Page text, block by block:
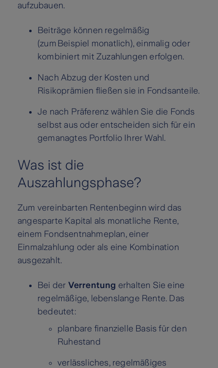
aufzubauen.
Beiträge können regelmäßig
(zum Beispiel monatlich), einmalig oder
kombiniert mit Zuzahlungen erfolgen.
Nach Abzug der Kosten und
Risikoprämien fließen sie in Fondsanteile.
Je nach Präferenz wählen Sie die Fonds
selbst aus oder entscheiden sich für ein
gemanagtes Portfolio Ihrer Wahl.
Was ist die
Auszahlungsphase?
Zum vereinbarten Rentenbeginn wird das
angesparte Kapital als monatliche Rente,
einem Fondsentnahmeplan, einer
Einmalzahlung oder als eine Kombination
ausgezahlt.
Bei der Verrentung erhalten Sie eine
regelmäßige, lebenslange Rente. Das
bedeutet:
planbare finanzielle Basis für den
Ruhestand
verlässliches, regelmäßiges